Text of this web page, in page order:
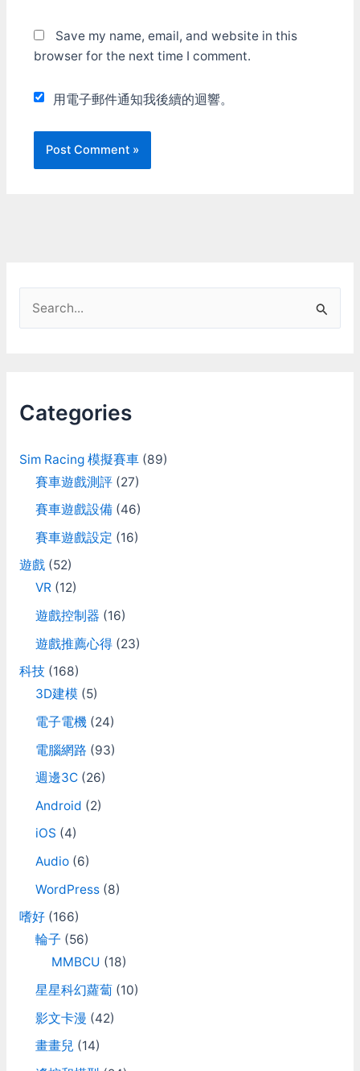
Save my name, email, and website in this
browser for the next time I comment.
用電子郵件通知我後續的迴響。
e
h
Categories
Sim Racing 模擬賽車(89)
賽車遊戲測評(27)
賽車遊戲設備(46)
賽車遊戲設定 (16)
遊戲(52)
VR(12)
遊戲控制器 (16)
遊戲推薦心得(23)
科技(168)
3D建模 (5)
電子電機(24)
電腦網路 (93)
週邊3C(26)
Android (2)
iOS (4)
Audio(6)
WordPress(8)
嗜好(166)
輪子 (56)
MMBCU (18)
星星科幻蘿蔔(10)
影文卡漫 (42)
畫畫兒 (14)